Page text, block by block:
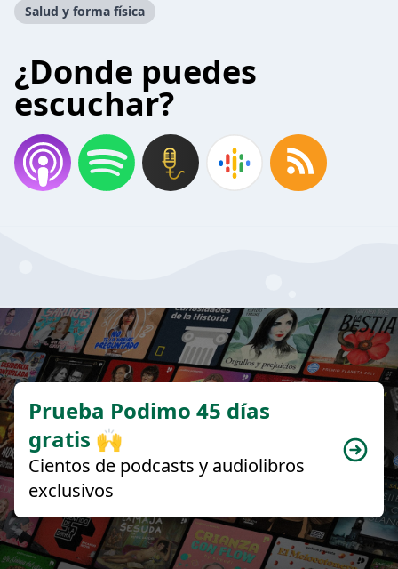
Salud y forma física
¿Donde puedes
escuchar?
Prueba Podimo 45 días
gratis 🙌
Cientos de podcasts y audiolibros
exclusivos